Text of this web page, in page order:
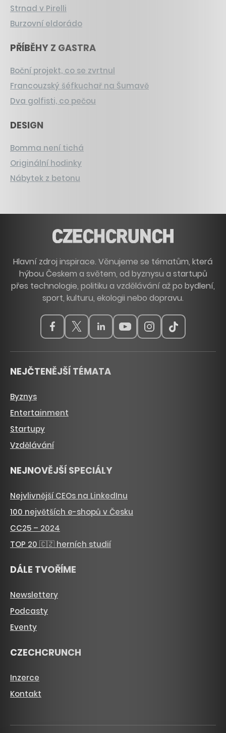
Strnad v Pirelli
Burzovní eldorádo
PŘÍBĚHY Z GASTRA
Boční projekt, co se zvrtnul
Francouzský šéfkuchař na Šumavě
Dva golfisti, co pečou
DESIGN
Bomma není tichá
Originální hodinky
Nábytek z betonu
Hlavní zdroj inspirace. Věnujeme se tématům, která
hýbou Českem a světem, od byznysu a startupů
přes technologie, politiku a vzdělávání až po bydlení,
sport, kulturu, ekologii nebo dopravu.
NEJČTENĚJŠÍ TÉMATA
Byznys
Entertainment
Startupy
Vzdělávání
NEJNOVĚJŠÍ SPECIÁLY
Nejvlivnější CEOs na LinkedInu
100 největších e-shopů v Česku
CC25 – 2024
TOP 20 🇨🇿 herních studií
DÁLE TVOŘÍME
Newslettery
Podcasty
Eventy
CZECHCRUNCH
Inzerce
Kontakt